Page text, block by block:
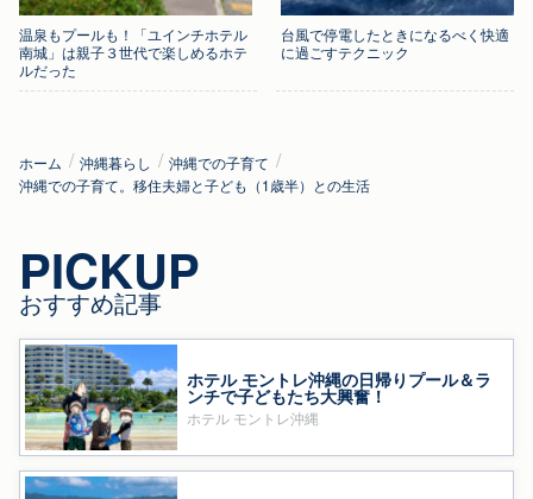
温泉もプールも！「ユインチホテル
南城」は親子３世代で楽しめるホテ
ルだった
台風で停電したときになるべく快適
に過ごすテクニック
ホーム 沖縄暮らし
沖縄での子育て
沖縄での子育て。移住夫婦と子ども（1歳半）との生活
PICKUP
おすすめ記事
ホテル モントレ沖縄の日帰りプール＆ラ
ンチで子どもたち大興奮！
ホテル モントレ沖縄